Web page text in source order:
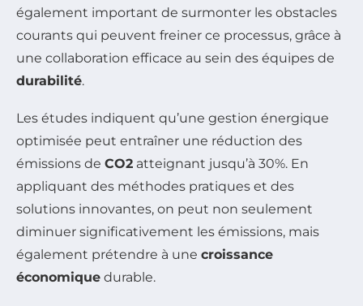
également important de surmonter les obstacles
courants qui peuvent freiner ce processus, grâce à
une collaboration efficace au sein des équipes de
durabilité.
Les études indiquent qu’une gestion énergique
optimisée peut entraîner une réduction des
émissions de CO2 atteignant jusqu’à 30%. En
appliquant des méthodes pratiques et des
solutions innovantes, on peut non seulement
diminuer significativement les émissions, mais
également prétendre à une croissance
économique durable.